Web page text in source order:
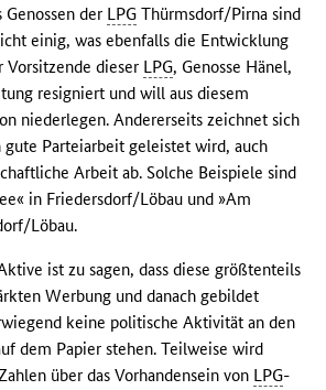
Genossen der LPG Thürmsdorf/Pirna sind
einig, was ebenfalls die Entwicklung
Vorsitzende dieser LPG, Genosse Hänel,
resigniert und will aus diesem
niederlegen. Andererseits zeichnet sich
gute Parteiarbeit geleistet wird, auch
Arbeit ab. Solche Beispiele sind
in Friedersdorf/Löbau und »Am
Löbau.
ist zu sagen, dass diese größtenteils
Werbung und danach gebildet
keine politische Aktivität an den
dem Papier stehen. Teilweise wird
über das Vorhandensein von LPG-